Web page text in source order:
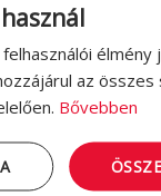
információkélmény
az
Bővebben